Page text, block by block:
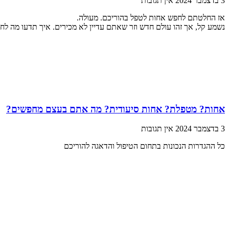
אז החלטתם לחפש אחות לטפל בהוריכם. מעולה.
נשמע קל, אך זהו עולם חדש וזר שאתם עדיין לא מכירים. איך תדעו מה
אחות? מטפלת? אחות סיעודית? מה אתם בעצם מחפשים?
3 בדצמבר 2024
אין תגובות
כל ההגדרות הנכונות בתחום הטיפול והדאגה להוריכם